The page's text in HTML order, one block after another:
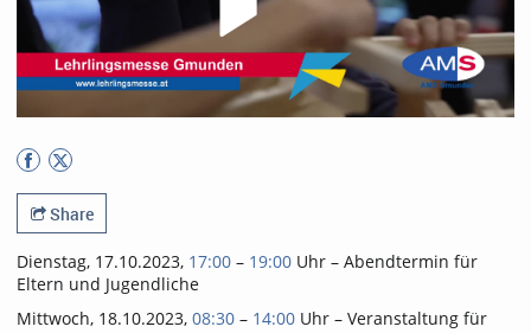
Share
Dienstag, 17.10.2023, 17:00 – 19:00 Uhr – Abendtermin für
Eltern und Jugendliche
Mittwoch, 18.10.2023, 08:30 – 14:00 Uhr – Veranstaltung für